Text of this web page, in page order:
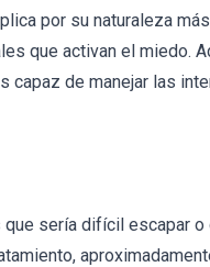
por su naturaleza
que activan el miedo.
capaz de manejar las
sería difícil escapar